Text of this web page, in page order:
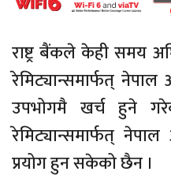
राष्ट्र बैंकले केही समय
रेमिट्यान्समार्फत्
उपभोगमै खर्च हुने
रेमिट्यान्समार्फत्
प्रयोग हुन सकेको छैन ।